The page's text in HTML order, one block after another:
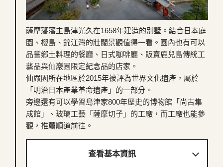
薩摩藩藩主島津光久在1658年建造的別墅。結合日本庭
園、櫻島、錦江灣的壯闊景觀值得一看。園內也有可以
品嘗鄉土料理的餐廳、日式咖啡廳、販賣鹿兒島傳統工
藝品與仙巖園限定紀念品的店家。
仙嚴園所在地區於2015年被評為世界文化遺產，屬於
「明治日本產業革命遺產」的一部分。
旁邊還有可以學習島津家800年歷史的博物館「尚古集
成館」、玻璃工藝「薩摩切子」的工廠，而工廠也能參
觀，推薦順道前往。
查看基本資訊